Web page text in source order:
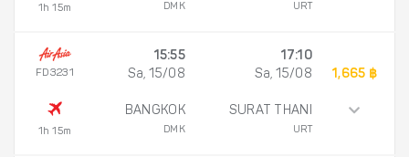
1h 15m DMK URT
FD3231
1h 15m
15:55
Sa, 15/08
BANGKOK
DMK
17:10
Sa, 15/08
SURAT THANI
URT
1,665 ฿